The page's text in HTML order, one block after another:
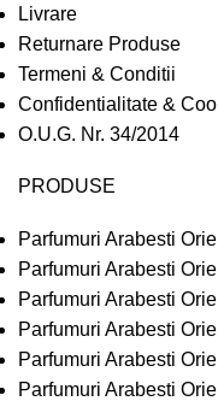
Livrare
Returnare Produse
Termeni & Conditii
Confidentialitate &
O.U.G. Nr. 34/2014
PRODUSE
Parfumuri Arabesti
Parfumuri Arabesti
Parfumuri Arabesti
Parfumuri Arabesti
Parfumuri Arabesti
Parfumuri Arabesti